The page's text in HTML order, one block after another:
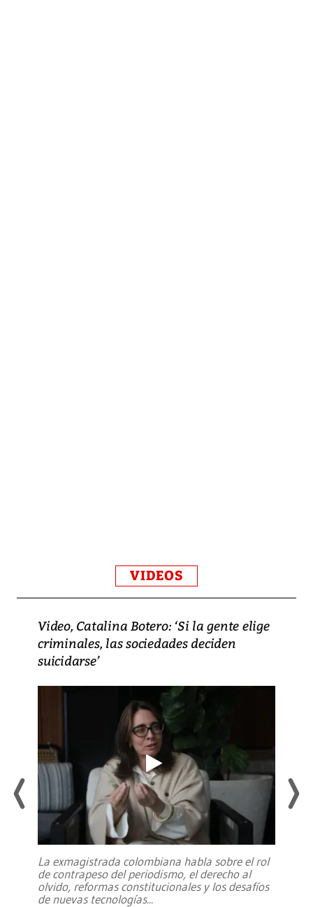
VIDEOS
Video, Catalina Botero: ‘Si la gente elige
criminales, las sociedades deciden
suicidarse’
La exmagistrada colombiana habla sobre el rol
de contrapeso del periodismo, el derecho al
olvido, reformas constitucionales y los desafíos
de nuevas tecnologías...